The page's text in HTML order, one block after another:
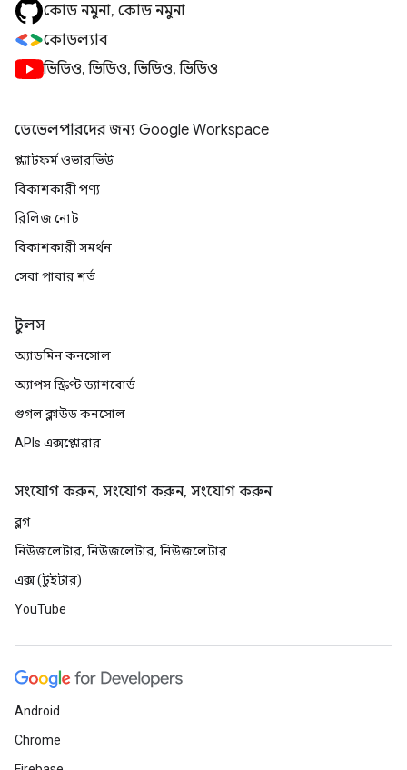
কোড নমুনা, কোড নমুনা
কোডল্যাব
ভিডিও, ভিডিও, ভিডিও, ভিডিও
ডেভেলপারদের জন্য Google Workspace
প্ল্যাটফর্ম ওভারভিউ
বিকাশকারী পণ্য
রিলিজ নোট
বিকাশকারী সমর্থন
সেবা পাবার শর্ত
টুলস
অ্যাডমিন কনসোল
অ্যাপস স্ক্রিপ্ট ড্যাশবোর্ড
গুগল ক্লাউড কনসোল
APIs এক্সপ্লোরার
সংযোগ করুন, সংযোগ করুন, সংযোগ করুন
ব্লগ
নিউজলেটার, নিউজলেটার, নিউজলেটার
এক্স (টুইটার)
YouTube
Android
Chrome